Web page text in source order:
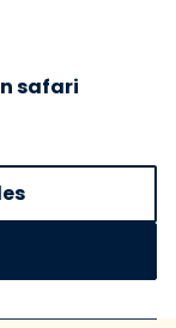
safari